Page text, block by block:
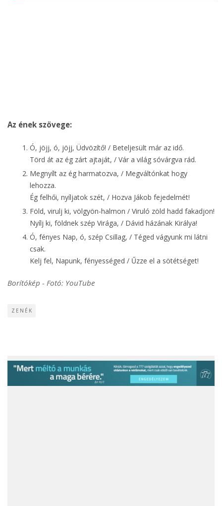
Az ének szövege:
Ó, jöjj, ó, jöjj, Üdvözítő! / Beteljesült már az idő.
Törd át az ég zárt ajtaját, / Vár a világ sóvárgva rád.
Megnyílt az ég harmatozva, / Megváltónkat hogy
lehozza.
Ég felhői, nyíljatok szét, / Hozva Jákob fejedelmét!
Föld, virulj ki, völgyön-halmon / Viruló zöld hadd fakadjon!
Nyílj ki, földnek szép Virága, / Dávid házának Királya!
Ó, fényes Nap, ó, szép Csillag, / Téged vágyunk mi látni
csak.
Kelj fel, Napunk, fényességed / Űzze el a sötétséget!
Borítókép - Fotó: YouTube
ZENÉK